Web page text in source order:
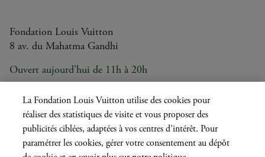
Fondation Louis Vuitton
8 av. du Mahatma Gandhi
Ouvert aujourd'hui de 11h à 20h
Langue
actuelle
| EN
Presse
Privatisation
La Fondation Louis Vuitton utilise des cookies pour
réaliser des statistiques de visite et vous proposer des
publicités ciblées, adaptées à vos centres d’intérêt. Pour
paramétrer les cookies, gérer votre consentement au dépôt